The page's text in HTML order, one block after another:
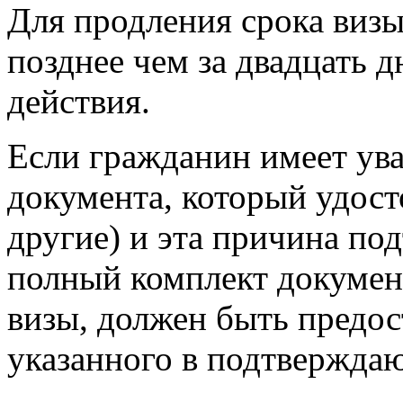
Для продления срока
позднее чем за двадцать
действия.
Если гражданин имеет
документа, который
другие) и эта причина
полный комплект
визы, должен быть
указанного в